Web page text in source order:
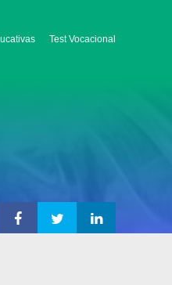
Test Vocacional